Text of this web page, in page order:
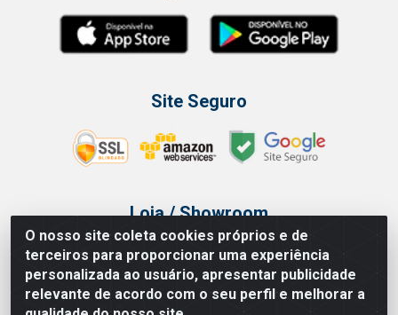
O nosso site coleta cookies próprios e de
terceiros para proporcionar uma experiência
personalizada ao usuário, apresentar publicidade
relevante de acordo com o seu perfil e melhorar a
Site Seguro
Loja / Showroom
Tel.: (11) 3314 6400
Av Vautier, 468 - Pari - São Paulo/SP